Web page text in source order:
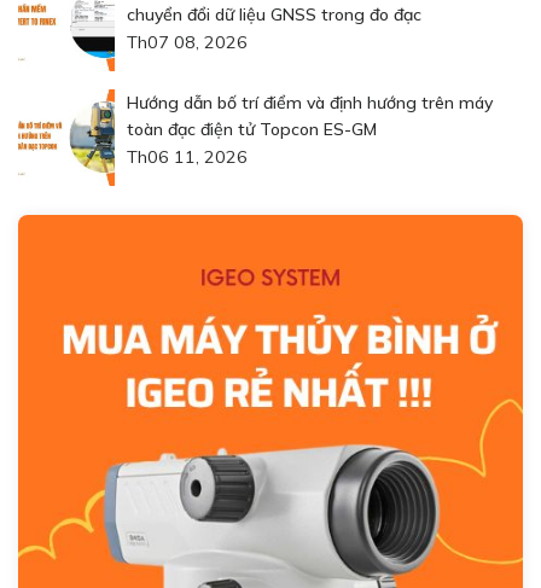
chuyển đổi dữ liệu GNSS trong đo đạc
Th07 08, 2026
Hướng dẫn bố trí điểm và định hướng trên máy
toàn đạc điện tử Topcon ES-GM
Th06 11, 2026